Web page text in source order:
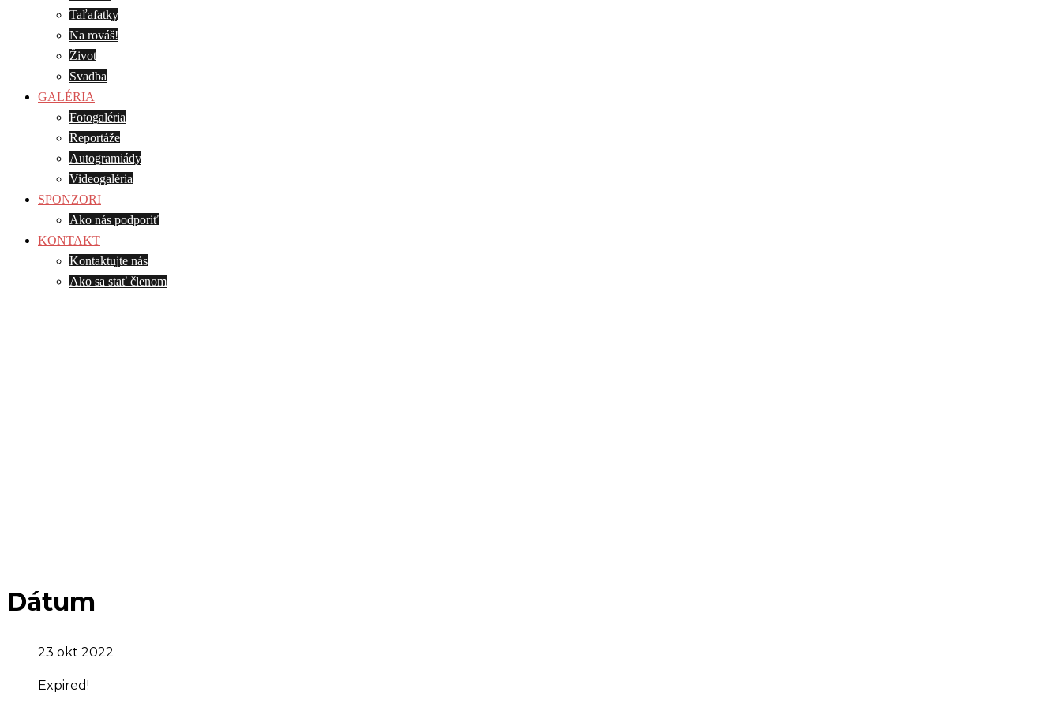
Taľafatky
Na rováš!
Život
Svadba
GALÉRIA
Fotogaléria
Reportáže
Autogramiády
Videogaléria
SPONZORI
Ako nás podporiť
KONTAKT
Kontaktujte nás
Ako sa stať členom
Dátum
23 okt 2022
Expired!